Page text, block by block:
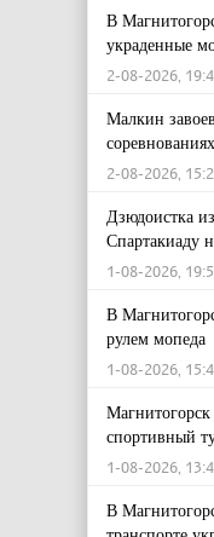
В
украденные
2-08-2026,
Малкин
2-08-2026,
Дзюдоистка
Спартакиаду
1-08-2026,
В
рулем мопеда
1-08-2026,
спортивный
1-08-2026,
В